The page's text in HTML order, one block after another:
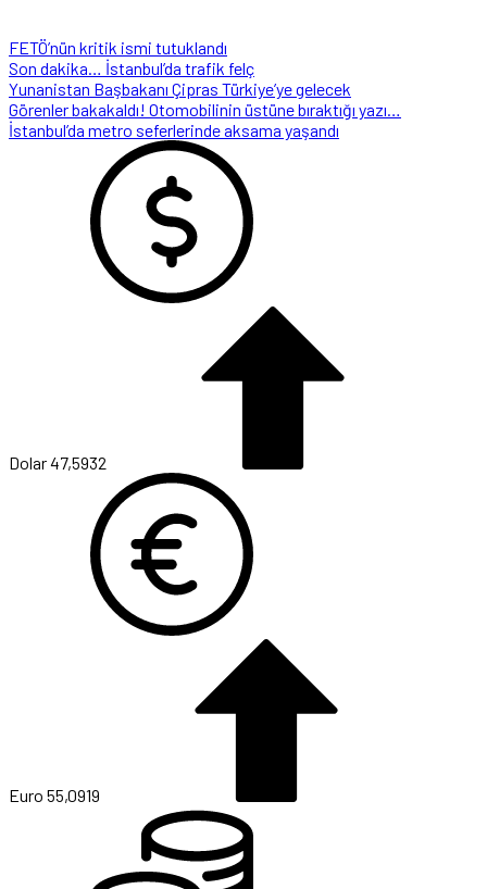
FETÖ’nün kritik ismi tutuklandı
Son dakika… İstanbul’da trafik felç
Yunanistan Başbakanı Çipras Türkiye’ye gelecek
Görenler bakakaldı! Otomobilinin üstüne bıraktığı yazı…
İstanbul’da metro seferlerinde aksama yaşandı
Dolar47,5932
Euro 55,0919